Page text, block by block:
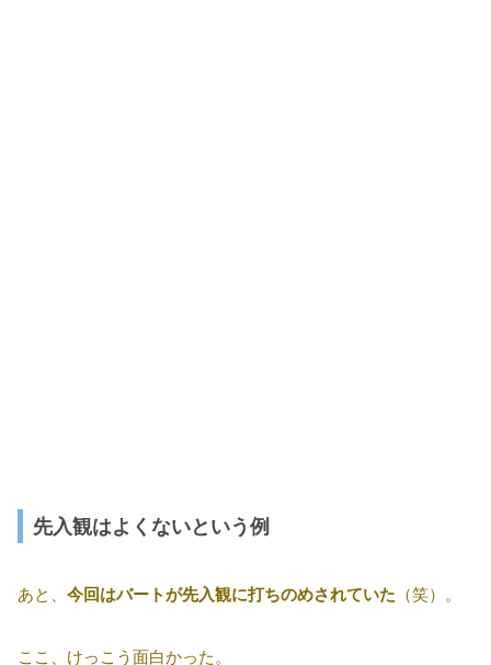
先入観はよくないという例
あと、 今回はバートが先入観に打ちのめされていた （笑）。
ここ、けっこう面白かった。